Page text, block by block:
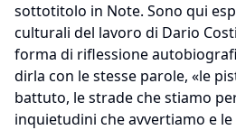
sottotitolo in Note. Sono qui
culturali del lavoro di Dario
forma di riflessione
dirla con le stesse parole, «le
battuto, le strade che stiamo
inquietudini che avvertiamo e